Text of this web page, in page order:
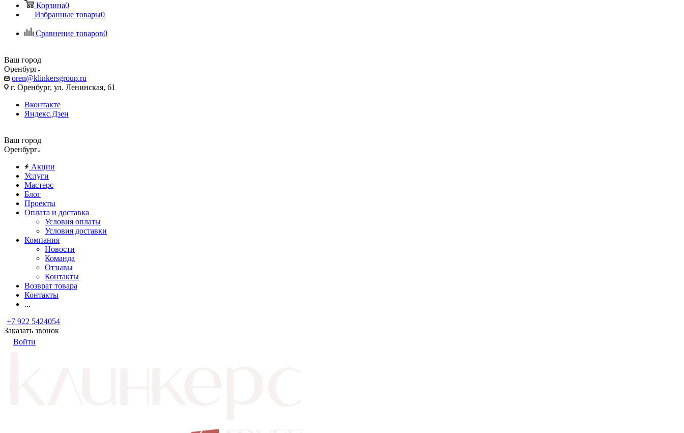
Корзина0
Избранные товары0
Сравнение товаров0
Ваш город
Оренбург
oren@klinkersgroup.ru
г. Оренбург, ул. Ленинская, 61
Вконтакте
Яндекс.Дзен
Ваш город
Оренбург
Акции
Услуги
Мастерс
Блог
Проекты
Оплата и доставка
Условия оплаты
Условия доставки
Компания
Новости
Команда
Отзывы
Контакты
Возврат товара
Контакты
...
+7 922 5424054
Заказать звонок
Войти